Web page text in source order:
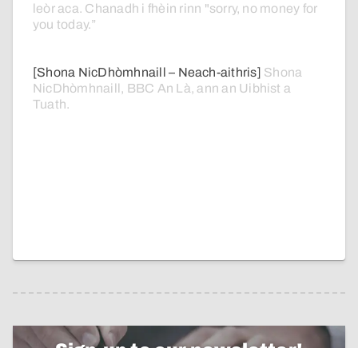
leòr aca. Chanadh i fhèin rinn "sorry, no money for
you today.”
[Shona NicDhòmhnaill – Neach-aithris] Shona
NicDhòmhnaill, BBC An Là, ann an Uibhist a
Tuath.